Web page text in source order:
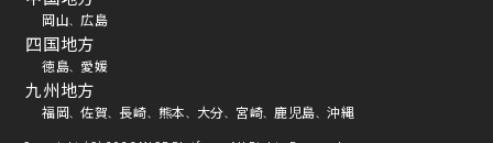
岡山、 広島
四国地方
徳島、 愛媛
九州地方
福岡、 佐賀、 長崎、 熊本、 大分、 宮崎、 鹿児島、 沖縄